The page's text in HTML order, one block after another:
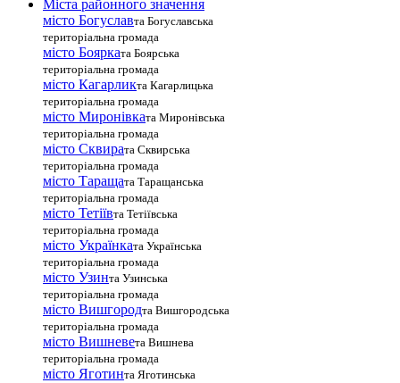
Міста районного значення
місто Богуславта Богуславська
територіальна громада
місто Боярката Боярська
територіальна громада
місто Кагарликта Кагарлицька
територіальна громада
місто Миронівката Миронівська
територіальна громада
місто Сквирата Сквирська
територіальна громада
місто Таращата Таращанська
територіальна громада
місто Тетіївта Тетіївська
територіальна громада
місто Українката Українська
територіальна громада
місто Узинта Узинська
територіальна громада
місто Вишгородта Вишгородська
територіальна громада
місто Вишневета Вишнева
територіальна громада
місто Яготинта Яготинська